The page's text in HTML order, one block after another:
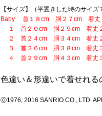
【サイズ】（平置きした時のサイズ
Baby 首１８cm 胴２７cm 着丈
１ 首２０cm 胴２９cm 着丈
２ 首２４cm 胴３４cm 着丈
３ 首２６cm 胴３８cm 着丈
４ 首２９cm 胴４３cm 着丈
色違い＆形違いで着せれ
ⓒ1976, 2016 SANRIO CO., LTD.